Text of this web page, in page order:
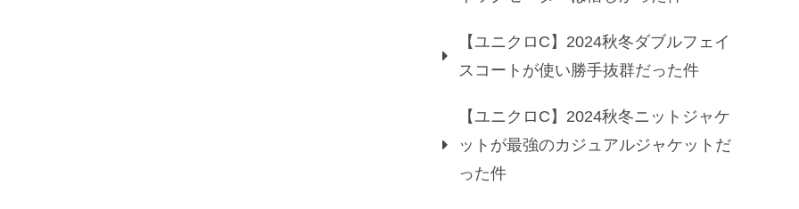
【ユニクロC】2024秋冬ダブルフェイ
スコートが使い勝手抜群だった件
【ユニクロC】2024秋冬ニットジャケ
ットが最強のカジュアルジャケットだ
った件